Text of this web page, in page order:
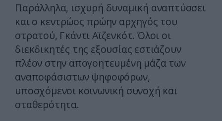
Παράλληλα, ισχυρή δυναμική αναπτύσσει
και ο κεντρώος πρώην αρχηγός του
στρατού, Γκάντι Αϊζενκότ. Όλοι οι
διεκδικητές της εξουσίας εστιάζουν
πλέον στην απογοητευμένη μάζα των
αναποφάσιστων ψηφοφόρων,
υποσχόμενοι κοινωνική συνοχή και
σταθερότητα.